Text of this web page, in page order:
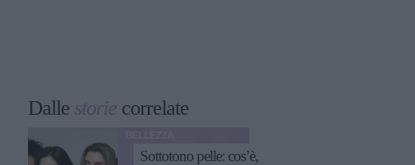
Dalle storie correlate
Sottotono pelle: cos’è,